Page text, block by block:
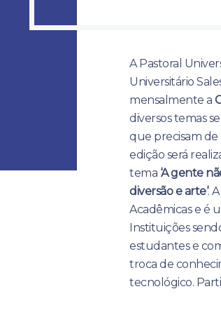
A Pastoral
Universitário
mensalmente a
diversos temas
que precisam de
edição será
tema ‘A gente
diversão e arte‘.
Acadêmicas e é
Instituições
estudantes e
troca de
tecnológico.